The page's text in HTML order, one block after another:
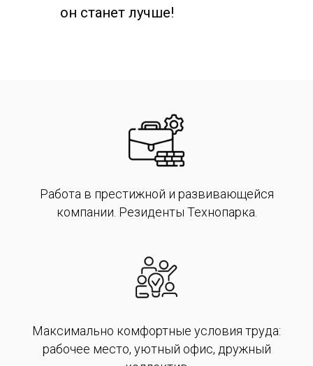
он станет лучше!
Работа в престижной и развивающейся
компании. Резиденты Технопарка.
Максимально комфортные условия труда:
рабочее место, уютный офис, дружный